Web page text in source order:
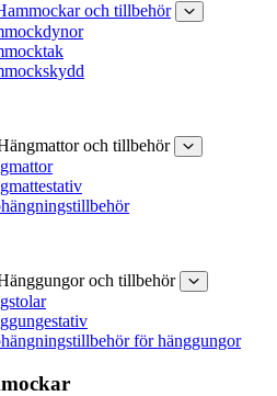
och tillbehör
och tillbehör
och tillbehör
för hänggungor